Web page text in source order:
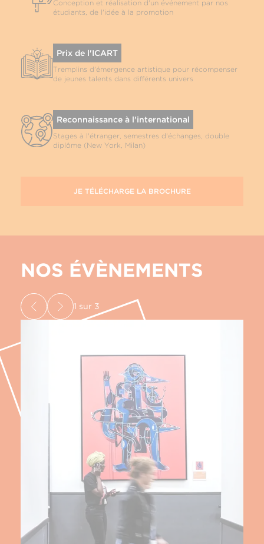
Conception et réalisation d'un événement par nos
étudiants, de l'idée à la promotion
Prix de l'ICART
Tremplins d'émergence artistique pour récompenser
de jeunes talents dans différents univers
Reconnaissance à l'international
Stages à l'étranger, semestres d'échanges, double
diplôme (New York, Milan)
JE TÉLÉCHARGE LA BROCHURE
NOS ÉVÈNEMENTS
1 sur 3